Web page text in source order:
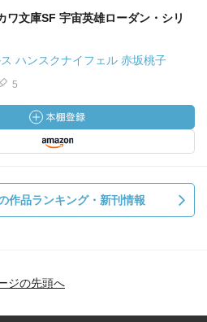
ワ文庫SF 宇宙英雄ローダン・シリ
ハンスクナイフェル 赤坂桃子
5
作品ランキング・新刊情報
ジの先頭へ